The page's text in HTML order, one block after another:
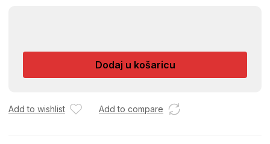
SK-
količina
Dodaj u košaricu
Add to wishlist Add to compare